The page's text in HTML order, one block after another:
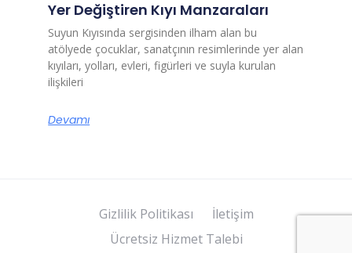
Yer Değiştiren Kıyı Manzaraları
Suyun Kıyısında sergisinden ilham alan bu
atölyede çocuklar, sanatçının resimlerinde yer alan
kıyıları, yolları, evleri, figürleri ve suyla kurulan
ilişkileri
Devamı
Gizlilik Politikası
İletişim
Ücretsiz Hizmet Talebi